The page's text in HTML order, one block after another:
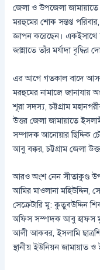
জেলা ও উপজেলা জামায়াতে
মরহুমের শোক সন্তপ্ত
জ্ঞাপন করেছেন। একইসাথে
জান্নাতে তাঁর মর্যাদা
এর আগে গতকাল বাদে আসর
মরহুমের নামাজে জানাযায়
শূরা সদস্য, চট্টগ্রাম
উত্তর জেলা জামায়াতে
সম্পাদক আনোয়ার ছিদ্দিক
আবু বক্কর, চট্টগ্রাম জেলা
আরও অংশ নেন সীতাকুণ্ড
আমির মাওলানা মহিউদ্দিন,
সেক্রেটারি মু: কুতুবউদ্দিন
অফিস সম্পাদক আবু হাফস
আলী আকবর, ইসলামি
স্থানীয় ইউনিয়ন জামায়াত ও